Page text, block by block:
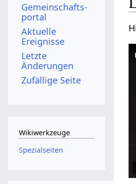
Gemeinschafts­
portal
Aktuelle
Ereignisse
Letzte
Änderungen
Zufällige Seite
Wikiwerkzeuge
Spezialseiten